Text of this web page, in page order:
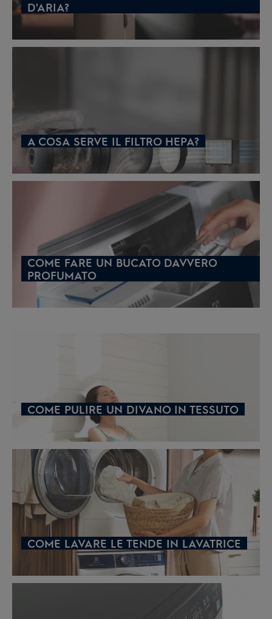
D'ARIA?
A COSA SERVE IL FILTRO HEPA?
COME FARE UN BUCATO DAVVERO
PROFUMATO
COME PULIRE UN DIVANO IN TESSUTO
COME LAVARE LE TENDE IN LAVATRICE